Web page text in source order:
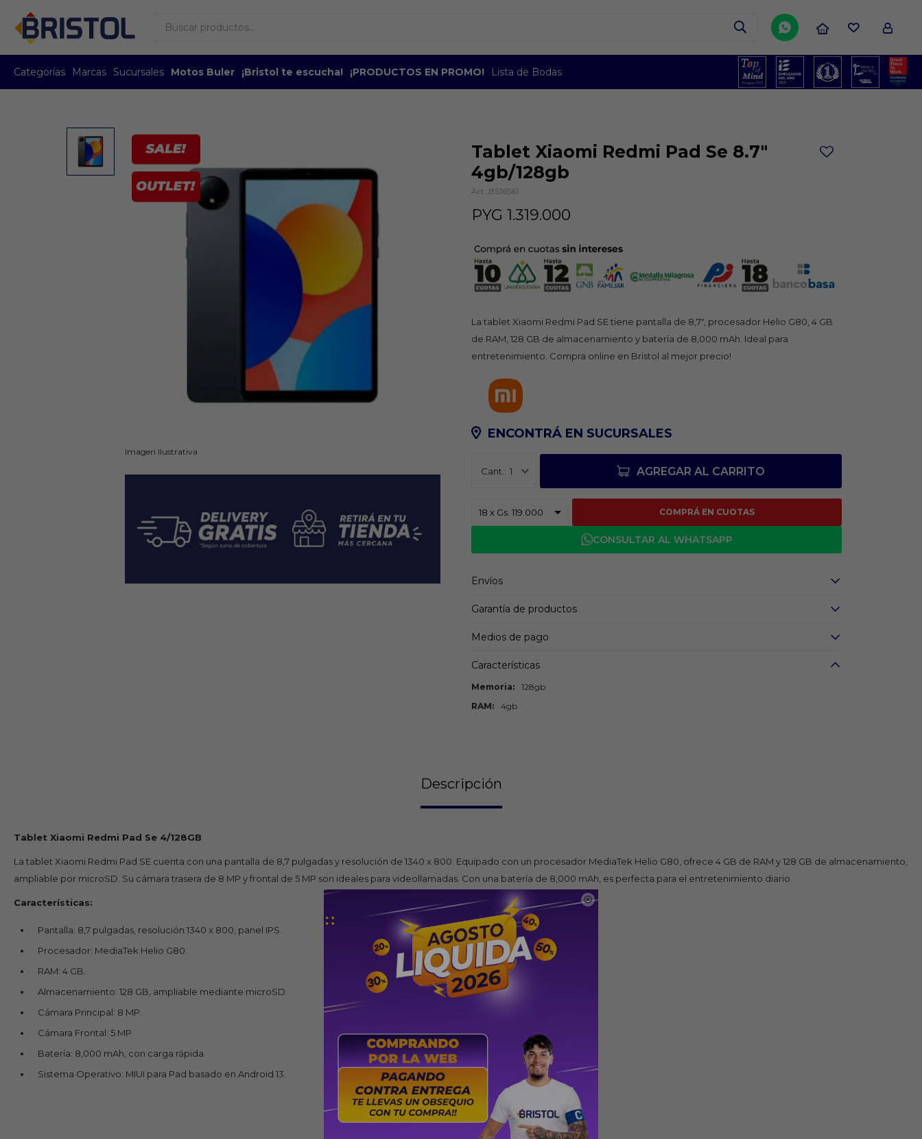

Categorías Marcas Sucursales Motos Buler ¡Bristol te escucha! ¡PRODUCTOS EN PROMO! Lista de Bodas

Imagen Ilustrativa
Tablet Xiaomi Redmi Pad Se 8.7"
4gb/128gb
BS16561
PYG 1.319.000
La tablet Xiaomi Redmi Pad SE tiene pantalla de 8,7", procesador Helio G80, 4 GB
de RAM, 128 GB de almacenamiento y batería de 8,000 mAh. Ideal para
entretenimiento. Compra online en Bristol al mejor precio!
ENCONTRÁ EN SUCURSALES
1 AGREGAR AL CARRITO
COMPRÁ EN CUOTAS
CONSULTAR AL WHATSAPP
Envíos
Garantía de productos
Medios de pago
Características
Memoria
128gb
RAM
4gb
Descripción
Tablet Xiaomi Redmi Pad Se 4/128GB
La tablet Xiaomi Redmi Pad SE cuenta con una pantalla de 8,7 pulgadas y resolución de 1340 x 800. Equipado con un procesador MediaTek Helio G80, ofrece 4 GB de RAM y 128 GB de almacenamiento,
ampliable por microSD. Su cámara trasera de 8 MP y frontal de 5 MP son ideales para videollamadas. Con una batería de 8,000 mAh, es perfecta para el entretenimiento diario.
Características:
Pantalla: 8,7 pulgadas, resolución 1340 x 800, panel IPS.
Procesador: MediaTek Helio G80.
RAM: 4 GB.
Almacenamiento: 128 GB, ampliable mediante microSD.
Cámara Principal: 8 MP.
Cámara Frontal: 5 MP.
Batería: 8,000 mAh, con carga rápida.
Sistema Operativo: MIUI para Pad basado en Android 13.